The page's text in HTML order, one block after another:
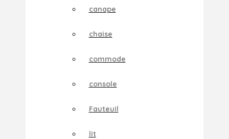
canape
chaise
commode
console
Fauteuil
lit